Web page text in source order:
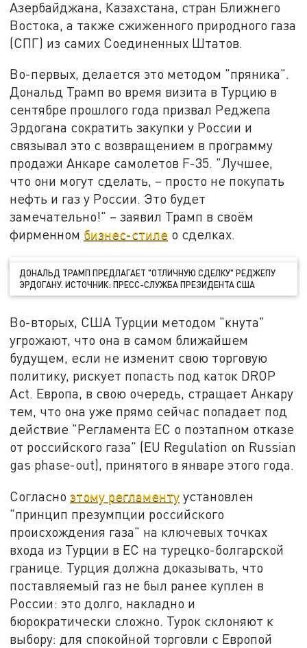
Азербайджана, Казахстана, стран Ближнего
Востока, а также сжиженного природного газа
(СПГ) из самих Соединенных Штатов.
Во-первых, делается это методом "пряника".
Дональд Трамп во время визита в Турцию в
сентябре прошлого года призвал Реджепа
Эрдогана сократить закупки у России и
связывал это с возвращением в программу
продажи Анкаре самолетов F-35. "Лучшее,
что они могут сделать, – просто не покупать
нефть и газ у России. Это будет
замечательно!" – заявил Трамп в своём
фирменном бизнес-стиле о сделках.
ДОНАЛЬД ТРАМП ПРЕДЛАГАЕТ "ОТЛИЧНУЮ СДЕЛКУ" РЕДЖЕПУ
ЭРДОГАНУ. ИСТОЧНИК: ПРЕСС-СЛУЖБА ПРЕЗИДЕНТА США
Во-вторых, США Турции методом "кнута"
угрожают, что она в самом ближайшем
будущем, если не изменит свою торговую
политику, рискует попасть под каток DROP
Act. Европа, в свою очередь, стращает Анкару
тем, что она уже прямо сейчас попадает под
действие "Регламента ЕС о поэтапном отказе
от российского газа" (EU Regulation on Russian
gas phase-out), принятого в январе этого года.
Согласноэтому регламенту установлен
"принцип презумпции российского
происхождения газа" на ключевых точках
входа из Турции в ЕС на турецко-болгарской
границе. Турция должна доказывать, что
поставляемый газ не был ранее куплен в
России: это долго, накладно и
бюрократически сложно. Турок склоняют к
выбору: для спокойной торговли с Европой